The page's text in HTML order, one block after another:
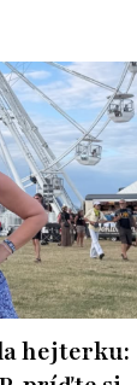
hejterku: